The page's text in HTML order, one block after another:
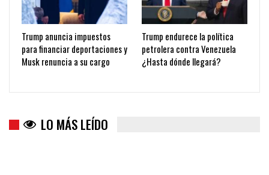
Trump anuncia impuestos
para financiar deportaciones y
Musk renuncia a su cargo
Trump endurece la política
petrolera contra Venezuela
¿Hasta dónde llegará?
LO MÁS LEÍDO